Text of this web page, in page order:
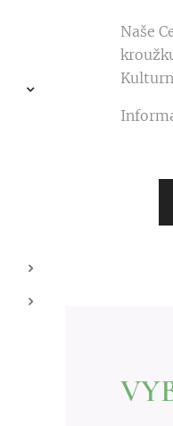
Naše